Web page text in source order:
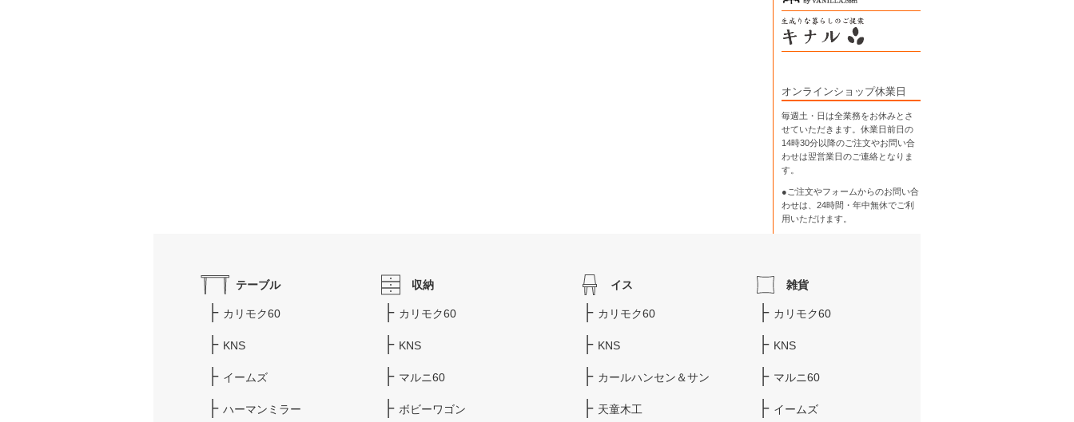
オンラインショップ休業日
毎週土・日は全業務をお休みとさ
せていただきます。休業日前日の
14時30分以降のご注文やお問い合
わせは翌営業日のご連絡となりま
す。
●ご注文やフォームからのお問い合
わせは、 24時間・年中無休でご利
用いただけます。
テーブル
カリモク60
KNS
イームズ
ハーマンミラー
収納
カリモク60
KNS
マルニ60
ボビーワゴン
イス
カリモク60
KNS
カールハンセン＆サン
天童木工
雑貨
カリモク60
KNS
マルニ60
イームズ